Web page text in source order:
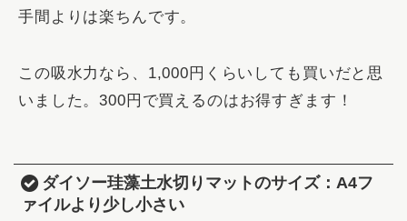
手間よりは楽ちんです。
この吸水力なら、1,000円くらいしても買いだと思
いました。300円で買えるのはお得すぎます！
ダイソー珪藻土水切りマットのサイズ：A4フ
ァイルより少し小さい